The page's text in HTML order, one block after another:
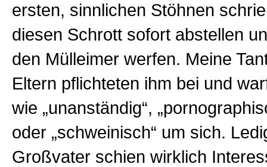
ersten, sinnlichen Stöhnen
diesen Schrott sofort abstellen
den Mülleimer werfen. Meine
Eltern pflichteten ihm bei und
wie „unanständig“,
oder „schweinisch“ um sich.
Großvater schien wirklich